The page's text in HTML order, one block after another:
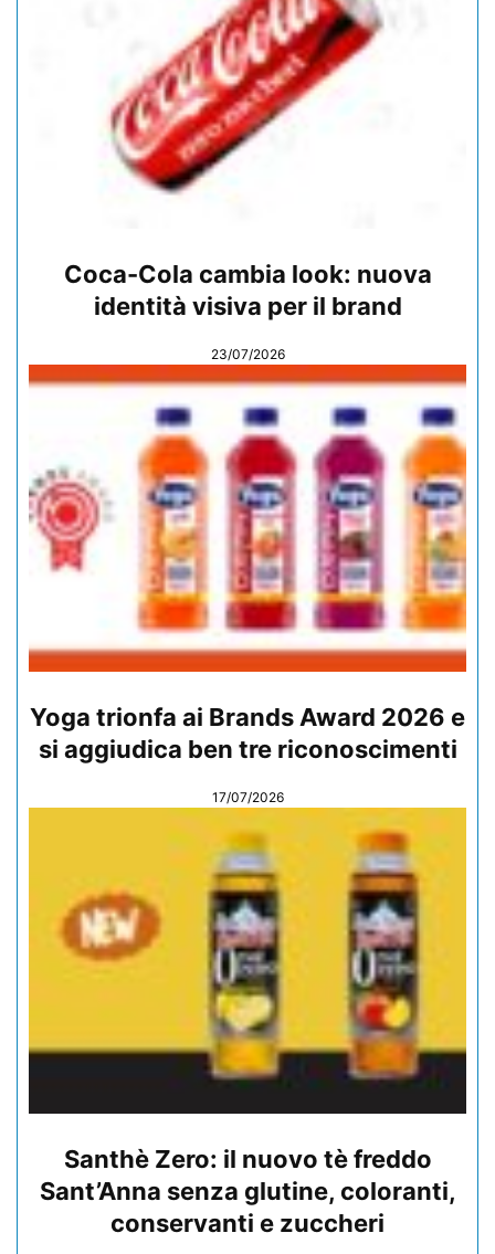
Coca-Cola cambia look: nuova
identità visiva per il brand
23/07/2026
Yoga trionfa ai Brands Award 2026 e
si aggiudica ben tre riconoscimenti
17/07/2026
Santhè Zero: il nuovo tè freddo
Sant’Anna senza glutine, coloranti,
conservanti e zuccheri